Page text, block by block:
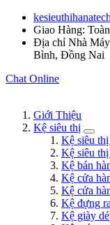
Giao Hàng:
Địa chỉ Nhà
Bình, Đồng Nai
Chat Online
Giới Thiệu
Kệ siêu thị
Kệ siêu
Kệ siêu
Kệ bán
Kệ cửa
Kệ cửa
Kệ đựng
Kệ giày